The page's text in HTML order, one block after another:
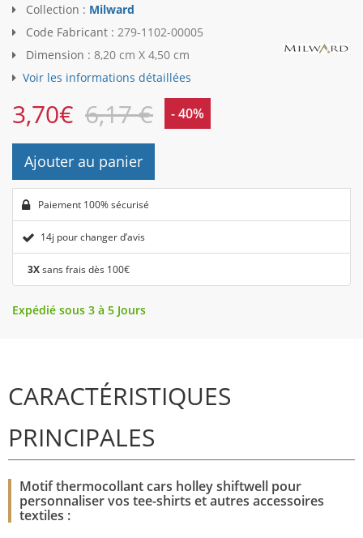
Collection : Milward
Code Fabricant : 279-1102-00005
Dimension : 8,20 cm X 4,50 cm
Voir les informations détaillées
3,70€ 6,17 € - 40%
Ajouter au panier
Paiement 100% sécurisé
14j pour changer d’avis
3Xsans frais dès 100€
Expédié sous 3 à 5 Jours
CARACTÉRISTIQUES
PRINCIPALES
Motif thermocollant cars holley shiftwell pour
personnaliser vos tee-shirts et autres accessoires
textiles :